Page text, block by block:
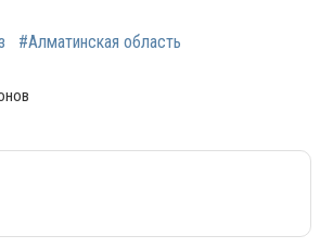
#Алматинская область